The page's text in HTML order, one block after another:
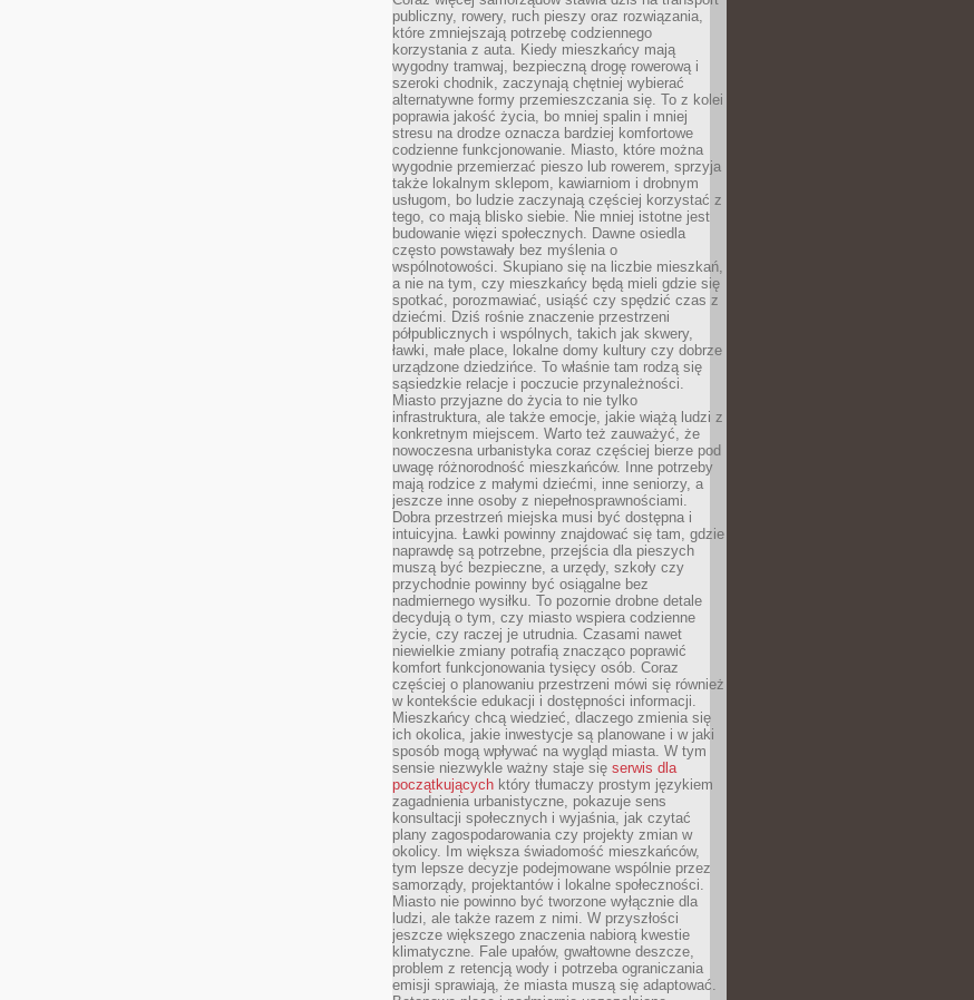
publiczny, rowery, ruch pieszy oraz rozwiązania,
które zmniejszają potrzebę codziennego
korzystania z auta. Kiedy mieszkańcy mają
wygodny tramwaj, bezpieczną drogę rowerową i
szeroki chodnik, zaczynają chętniej wybierać
alternatywne formy przemieszczania się. To z kolei
poprawia jakość życia, bo mniej spalin i mniej
stresu na drodze oznacza bardziej komfortowe
codzienne funkcjonowanie. Miasto, które można
wygodnie przemierzać pieszo lub rowerem, sprzyja
także lokalnym sklepom, kawiarniom i drobnym
usługom, bo ludzie zaczynają częściej korzystać z
tego, co mają blisko siebie. Nie mniej istotne jest
budowanie więzi społecznych. Dawne osiedla
często powstawały bez myślenia o
wspólnotowości. Skupiano się na liczbie mieszkań,
a nie na tym, czy mieszkańcy będą mieli gdzie się
spotkać, porozmawiać, usiąść czy spędzić czas z
dziećmi. Dziś rośnie znaczenie przestrzeni
półpublicznych i wspólnych, takich jak skwery,
ławki, małe place, lokalne domy kultury czy dobrze
urządzone dziedzińce. To właśnie tam rodzą się
sąsiedzkie relacje i poczucie przynależności.
Miasto przyjazne do życia to nie tylko
infrastruktura, ale także emocje, jakie wiążą ludzi z
konkretnym miejscem. Warto też zauważyć, że
nowoczesna urbanistyka coraz częściej bierze pod
uwagę różnorodność mieszkańców. Inne potrzeby
mają rodzice z małymi dziećmi, inne seniorzy, a
jeszcze inne osoby z niepełnosprawnościami.
Dobra przestrzeń miejska musi być dostępna i
intuicyjna. Ławki powinny znajdować się tam, gdzie
naprawdę są potrzebne, przejścia dla pieszych
muszą być bezpieczne, a urzędy, szkoły czy
przychodnie powinny być osiągalne bez
nadmiernego wysiłku. To pozornie drobne detale
decydują o tym, czy miasto wspiera codzienne
życie, czy raczej je utrudnia. Czasami nawet
niewielkie zmiany potrafią znacząco poprawić
komfort funkcjonowania tysięcy osób. Coraz
częściej o planowaniu przestrzeni mówi się również
w kontekście edukacji i dostępności informacji.
Mieszkańcy chcą wiedzieć, dlaczego zmienia się
ich okolica, jakie inwestycje są planowane i w jaki
sposób mogą wpływać na wygląd miasta. W tym
sensie niezwykle ważny staje się serwis dla
początkujących który tłumaczy prostym językiem
zagadnienia urbanistyczne, pokazuje sens
konsultacji społecznych i wyjaśnia, jak czytać
plany zagospodarowania czy projekty zmian w
okolicy. Im większa świadomość mieszkańców,
tym lepsze decyzje podejmowane wspólnie przez
samorządy, projektantów i lokalne społeczności.
Miasto nie powinno być tworzone wyłącznie dla
ludzi, ale także razem z nimi. W przyszłości
jeszcze większego znaczenia nabiorą kwestie
klimatyczne. Fale upałów, gwałtowne deszcze,
problem z retencją wody i potrzeba ograniczania
emisji sprawiają, że miasta muszą się adaptować.